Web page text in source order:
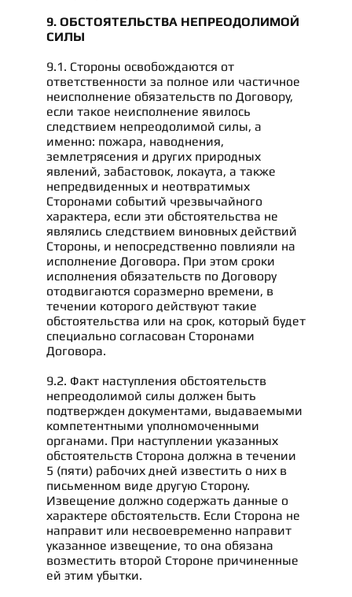
9. ОБСТОЯТЕЛЬСТВА НЕПРЕОДОЛИМОЙ
СИЛЫ
9.1. Стороны освобождаются от
ответственности за полное или частичное
неисполнение обязательств по Договору,
если такое неисполнение явилось
следствием непреодолимой силы, а
именно: пожара, наводнения,
землетрясения и других природных
явлений, забастовок, локаута, а также
непредвиденных и неотвратимых
Сторонами событий чрезвычайного
характера, если эти обстоятельства не
являлись следствием виновных действий
Стороны, и непосредственно повлияли на
исполнение Договора. При этом сроки
исполнения обязательств по Договору
отодвигаются соразмерно времени, в
течении которого действуют такие
обстоятельства или на срок, который будет
специально согласован Сторонами
Договора.
9.2. Факт наступления обстоятельств
непреодолимой силы должен быть
подтвержден документами, выдаваемыми
компетентными уполномоченными
органами. При наступлении указанных
обстоятельств Сторона должна в течении
5 (пяти) рабочих дней известить о них в
письменном виде другую Сторону.
Извещение должно содержать данные о
характере обстоятельств. Если Сторона не
направит или несвоевременно направит
указанное извещение, то она обязана
возместить второй Стороне причиненные
ей этим убытки.